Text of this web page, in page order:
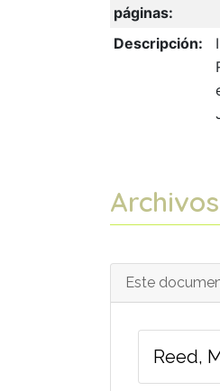
páginas:
Descripción:
Este
Reed,